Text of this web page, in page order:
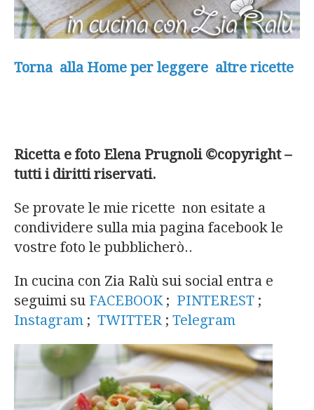
Torna alla Home per leggere altre ricette
Ricetta e foto Elena Prugnoli ©copyright –
tutti i diritti riservati.
Se provate le mie ricette non esitate a
condividere sulla mia pagina facebook le
vostre foto le pubblicherò..
In cucina con Zia Ralù sui social entra e
seguimi su FACEBOOK; PINTEREST ;
Instagram ; TWITTER ; Telegram